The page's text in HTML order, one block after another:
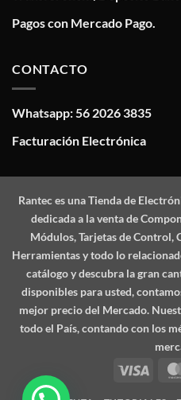
Pagos con Mercado Pago.
CONTACTO
Whatsapp: 56 2026 3835
Facturación Electrónica
Ranteces una Tienda de
dedicada a la venta de
Módulos, Tarjetas de Control,
Herramientas y todo lo
catálogo y descubra la gran
disponibles para usted,
mejor precio del Mercado.
todo el País, contando con los
Visa